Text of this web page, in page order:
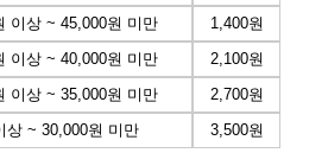
이상 ~ 45,000원 미만
1,400원
이상 ~ 40,000원 미만
2,100원
이상 ~ 35,000원 미만
2,700원
상 ~ 30,000원 미만 3,500원